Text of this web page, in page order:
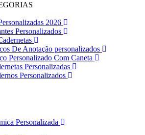
2026
Personalizados
De Anotação personalizados
Personalizado Com Caneta
Personalizadas
Personalizados
Personalizada